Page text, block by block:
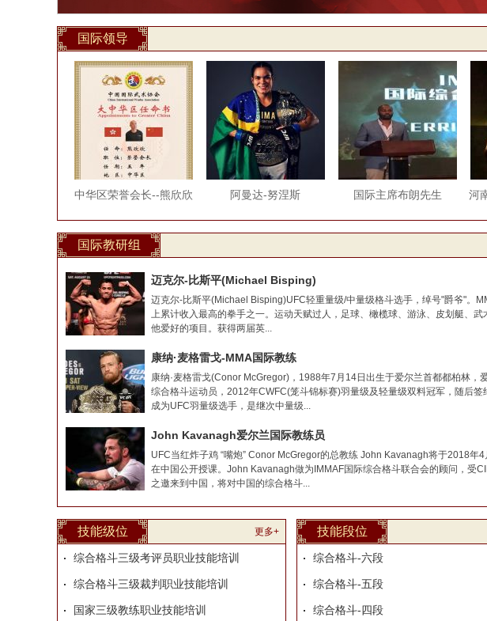
国际领导
中华区荣誉会长--熊欣欣 阿曼达-努涅斯 国际主席布朗先生
国际教研组
迈克尔-比斯平(Michael Bisping)
迈克尔-比斯平(Michael Bisping)UFC轻重量级/中量级格斗选手，绰号"爵爷"。
上累计收入最高的拳手之一。运动天赋过人，足球、橄榄球、游泳、皮划艇、武
他爱好的项目。获得两届英...
康纳·麦格雷戈-MMA国际教练
康纳·麦格雷戈(Conor McGregor)，1988年7月14日出生于爱尔兰首都都柏林，
综合格斗运动员，2012年CWFC(笼斗锦标赛)羽量级及轻量级双料冠军，随后签
成为UFC羽量级选手，是继次中量级...
John Kavanagh爱尔兰国际教练员
UFC当红炸子鸡 “嘴炮” Conor McGregor的总教练 John Kavanagh将于2018年4
在中国公开授课。John Kavanagh做为IMMAF国际综合格斗联合会的顾问，受
之邀来到中国，将对中国的综合格斗...
技能级位 更多+
综合格斗三级考评员职业技能培训
综合格斗三级裁判职业技能培训
国家三级教练职业技能培训
技能段位
综合格斗-六段
综合格斗-五段
综合格斗-四段